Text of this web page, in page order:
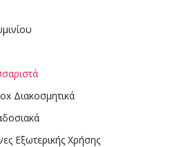
Διακοσμητικά
Εξωτερικής Χρήσης